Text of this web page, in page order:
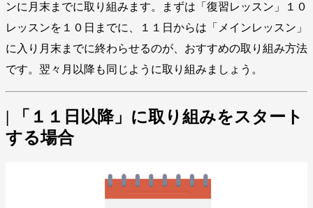
ンに月末までに取り組みます。まずは「復習レッスン」１０
レッスンを１０日までに、１１日からは「メインレッスン」
に入り月末までに終わらせるのが、おすすめの取り組み方法
です。翌々月以降も同じように取り組みましょう。
| 「１１日以降」に取り組みをスタート
する場合